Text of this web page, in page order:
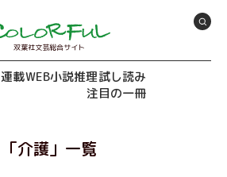
双葉社文芸総合サイト
連載WEB小説推理試し読み
注目の一冊
「介護」一覧